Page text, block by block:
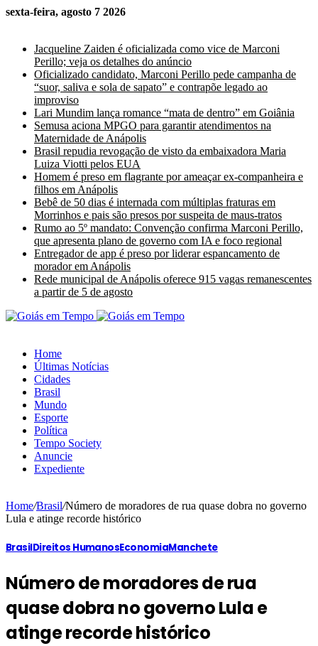
sexta-feira, agosto 7 2026
Jacqueline Zaiden é oficializada como vice de Marconi
Perillo; veja os detalhes do anúncio
Oficializado candidato, Marconi Perillo pede campanha de
“suor, saliva e sola de sapato” e contrapõe legado ao
improviso
Lari Mundim lança romance “mata de dentro” em Goiânia
Semusa aciona MPGO para garantir atendimentos na
Maternidade de Anápolis
Brasil repudia revogação de visto da embaixadora Maria
Luiza Viotti pelos EUA
Homem é preso em flagrante por ameaçar ex-companheira e
filhos em Anápolis
Bebê de 50 dias é internada com múltiplas fraturas em
Morrinhos e pais são presos por suspeita de maus-tratos
Rumo ao 5º mandato: Convenção confirma Marconi Perillo,
que apresenta plano de governo com IA e foco regional
Entregador de app é preso por liderar espancamento de
morador em Anápolis
Rede municipal de Anápolis oferece 915 vagas remanescentes
a partir de 5 de agosto
Home
Últimas Notícias
Cidades
Brasil
Mundo
Esporte
Política
Tempo Society
Anuncie
Expediente
Home/Brasil/Número de moradores de rua quase dobra no governo
Lula e atinge recorde histórico
BrasilDireitos HumanosEconomiaManchete
Número de moradores de rua
quase dobra no governo Lula e
atinge recorde histórico